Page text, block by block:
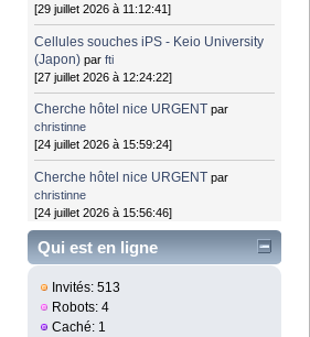
[29 juillet 2026 à 11:12:41]
Cellules souches iPS - Keio University
(Japon) parfti
[27 juillet 2026 à 12:24:22]
Cherche hôtel nice URGENT par
christinne
[24 juillet 2026 à 15:59:24]
Cherche hôtel nice URGENT par
christinne
[24 juillet 2026 à 15:56:46]
Qui est en ligne
Invités: 513
Robots: 4
Caché: 1